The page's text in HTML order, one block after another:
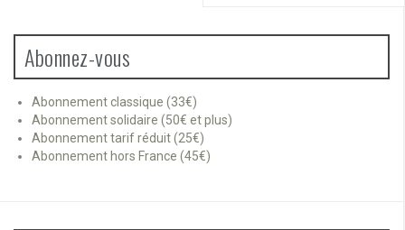
Abonnez-vous
Abonnement classique (33€)
Abonnement solidaire (50€ et plus)
Abonnement tarif réduit (25€)
Abonnement hors France (45€)